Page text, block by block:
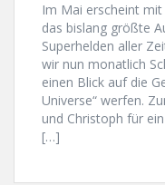
Im Mai erscheint mit
das bislang größte
Superhelden aller
wir nun monatlich
einen Blick auf die
Universe“ werfen.
und Christoph für
[…]